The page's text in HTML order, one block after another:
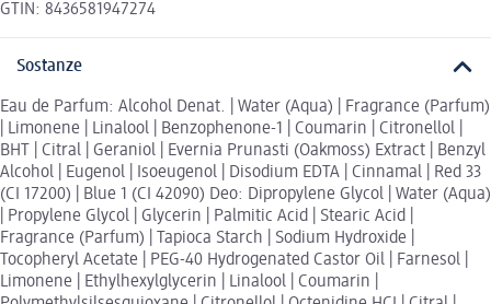
GTIN: 8436581947274
Sostanze
Eau de Parfum: Alcohol Denat. | Water (Aqua) | Fragrance (Parfum)
| Limonene | Linalool | Benzophenone-1 | Coumarin | Citronellol |
BHT | Citral | Geraniol | Evernia Prunasti (Oakmoss) Extract | Benzyl
Alcohol | Eugenol | Isoeugenol | Disodium EDTA | Cinnamal | Red 33
(CI 17200) | Blue 1 (CI 42090) Deo: Dipropylene Glycol | Water (Aqua)
| Propylene Glycol | Glycerin | Palmitic Acid | Stearic Acid |
Fragrance (Parfum) | Tapioca Starch | Sodium Hydroxide |
Tocopheryl Acetate | PEG-40 Hydrogenated Castor Oil | Farnesol |
Limonene | Ethylhexylglycerin | Linalool | Coumarin |